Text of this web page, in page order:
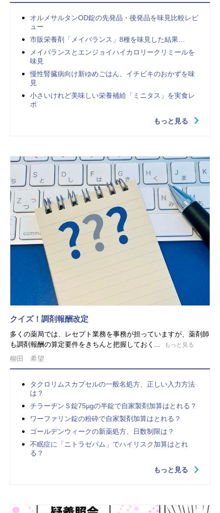
オルメサルタンOD錠の先発品・後発品を味見比較レビ
ュー
市販栄養剤「メイバランス」8種を味見した結果…
メイバランスとエンジョイハイカロリークリミールを
味見
慢性腎臓病向け新ゆめごはん、イチビキのおかずを味
見
小さいけれど美味しい栄養補給「ミニタス」を実食レ
ポ
もっと見る
クイズ！調剤報酬改定
多くの薬局では、レセプト業務を事務が担っていますが、薬剤師
も調剤報酬の算定要件をきちんと把握しておく...
もっと見る
柳田 希望
タクロリムスカプセルの一般名処方、正しい入力方法
は？
チラーヂンＳ錠75µgの半錠で自家製剤加算はとれる？
ワーファリン錠の粉砕で自家製剤加算はとれる？
ゴールデンウィークの新薬処方、日数制限は？
不眠症に「ニトラゼパム」でハイリスク加算はとれ
る？
もっと見る